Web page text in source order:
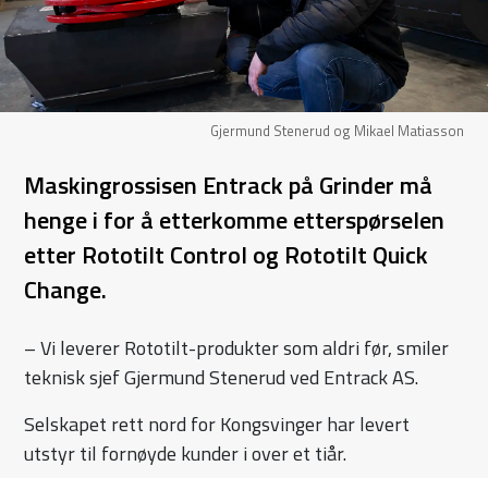
Gjermund Stenerud og Mikael Matiasson
Maskingrossisen Entrack på Grinder må
henge i for å etterkomme etterspørselen
etter Rototilt Control og Rototilt Quick
Change.
– Vi leverer Rototilt-produkter som aldri før, smiler
teknisk sjef Gjermund Stenerud ved Entrack AS.
Selskapet rett nord for Kongsvinger har levert
utstyr til fornøyde kunder i over et tiår.